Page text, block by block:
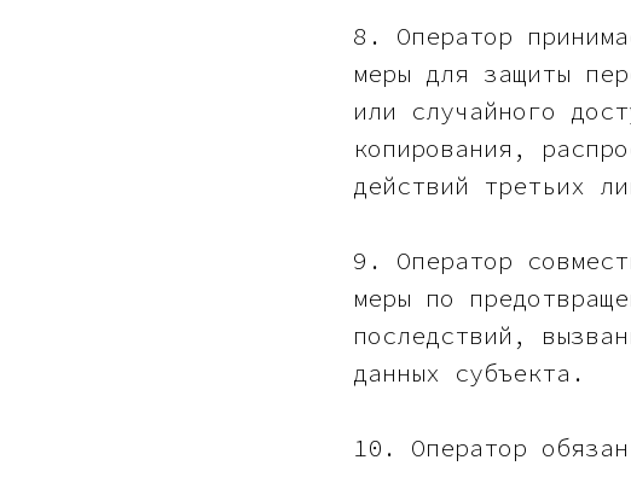
8. Оператор
меры для защиты
или случайного
копирования,
действий третьих
9. Оператор
меры по
последствий,
данных субъекта.
10. Оператор